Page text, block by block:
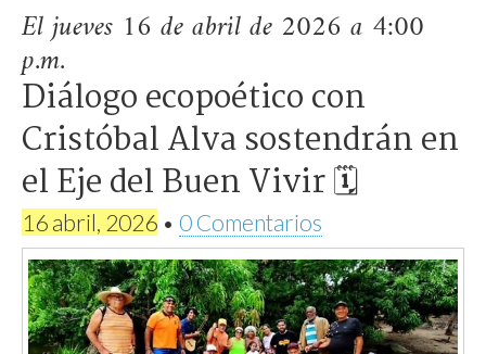
El jueves 16 de abril de 2026 a 4:00
p.m.
Diálogo ecopoético con
Cristóbal Alva sostendrán en
el Eje del Buen Vivir 🗓
16 abril, 2026 • 0 Comentarios